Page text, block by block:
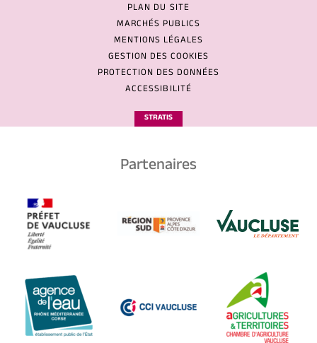
PLAN DU SITE
MARCHÉS PUBLICS
MENTIONS LÉGALES
GESTION DES COOKIES
PROTECTION DES DONNÉES
ACCESSIBILITÉ
STRATIS
Partenaires